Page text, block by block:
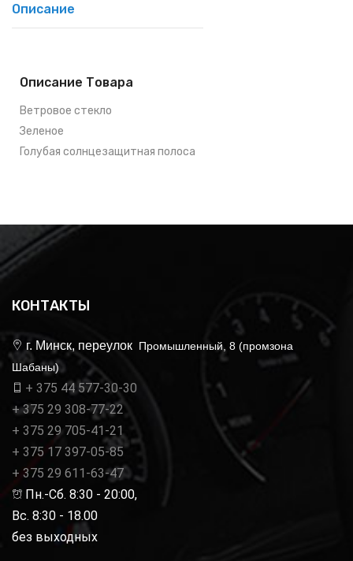
Описание
Описание Товара
Ветровое стекло
Зеленое
Голубая солнцезащитная полоса
КОНТАКТЫ
г. Минск, переулок Промышленный, 8 (промзона
Шабаны)
+ 375 44 577-30-30
+ 375 29 308-77-22
+ 375 29 705-41-21
+ 375 17 397-05-85
+ 375 29 611-63-47
Пн.-Сб. 8:30 - 20:00,
Вс. 8:30 - 18.00
без выходных